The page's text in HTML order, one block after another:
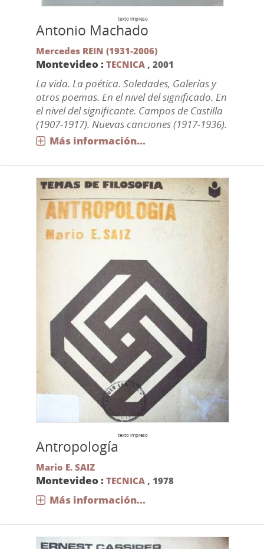
texto impreso
Antonio Machado
Mercedes REIN (1931-2006)
Montevideo : TECNICA, 2001
La vida. La poética. Soledades, Galerías y
otros poemas. En el nivel del significado. En
el nivel del significante. Campos de Castilla
(1907-1917). Nuevas canciones (1917-1936).
Más información...
texto impreso
Antropología
Mario E. SAIZ
Montevideo : TECNICA, 1978
Más información...